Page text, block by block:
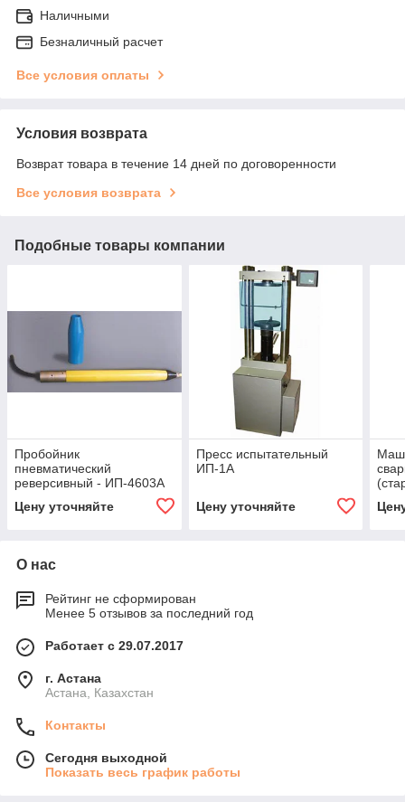
Наличными
Безналичный расчет
Все условия оплаты
Условия возврата
Возврат товара в течение 14 дней по договоренности
Все условия возврата
Подобные товары компании
Пробойник
пневматический
реверсивный - ИП-4603А
Цену уточняйте
Пресс испытательный
ИП-1А
Цену уточняйте
О нас
Рейтинг не сформирован
Менее 5 отзывов за последний год
Работает с 29.07.2017
г. Астана
Астана, Казахстан
Контакты
Сегодня выходной
Показать весь график работы